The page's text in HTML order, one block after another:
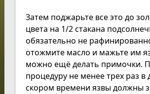
Затем поджарьте все это до
цвета на 1/2 стакана
обязательно не
отожмите масло и мажьте им
можно ещё делать примочки.
процедуру не менее трех раз в
скором времени язвы должны